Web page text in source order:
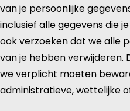
van je persoonlijke
inclusief alle gegevens die
ook verzoeken dat we alle
van je hebben verwijderen.
we verplicht moeten
administratieve, wettelijke